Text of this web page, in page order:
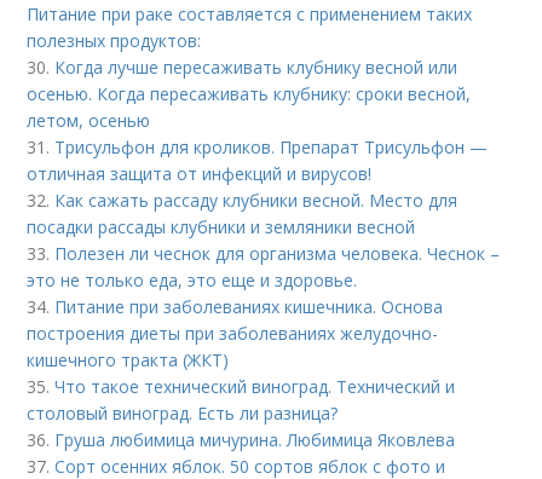
Питание при раке составляется с применением таких
полезных продуктов:
30. Когда лучше пересаживать клубнику весной или
осенью. Когда пересаживать клубнику: сроки весной,
летом, осенью
31. Трисульфон для кроликов. Препарат Трисульфон —
отличная защита от инфекций и вирусов!
32. Как сажать рассаду клубники весной. Место для
посадки рассады клубники и земляники весной
33. Полезен ли чеснок для организма человека. Чеснок –
это не только еда, это еще и здоровье.
34. Питание при заболеваниях кишечника. Основа
построения диеты при заболеваниях желудочно-
кишечного тракта (ЖКТ)
35.Что такое технический виноград. Технический и
столовый виноград. Есть ли разница?
36. Груша любимица мичурина. Любимица Яковлева
37.Сорт осенних яблок. 50 сортов яблок с фото и